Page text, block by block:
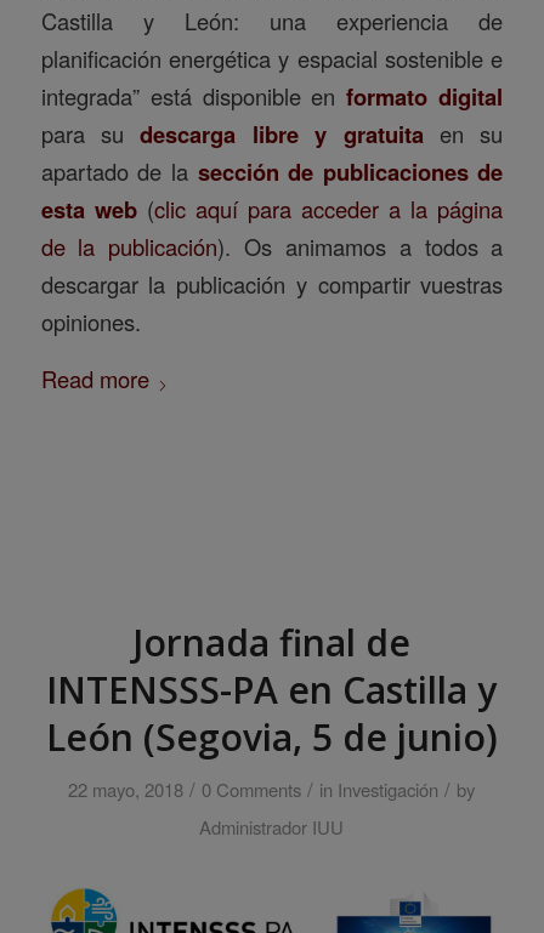
Castilla y León: una experiencia de
planificación energética y espacial sostenible e
integrada” está disponible enformato digital
para sudescarga libre y gratuita en su
apartado de la sección de publicaciones de
esta web(clic aquí para acceder a la página
de la publicación). Os animamos a todos a
descargar la publicación y compartir vuestras
opiniones.
Read more
Jornada final de
INTENSSS-PA en Castilla y
León (Segovia, 5 de junio)
22 mayo, 2018 / 0 Comments / in Investigación / by
Administrador IUU